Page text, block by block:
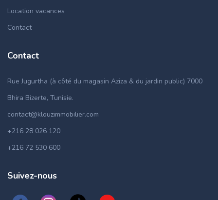
Location vacances
Contact
Contact
Rue Jugurtha (à côté du magasin Aziza & du jardin public) 7000
Bhira Bizerte, Tunisie.
contact@klouzimmobilier.com
+216 28 026 120
+216 72 530 600
Suivez-nous